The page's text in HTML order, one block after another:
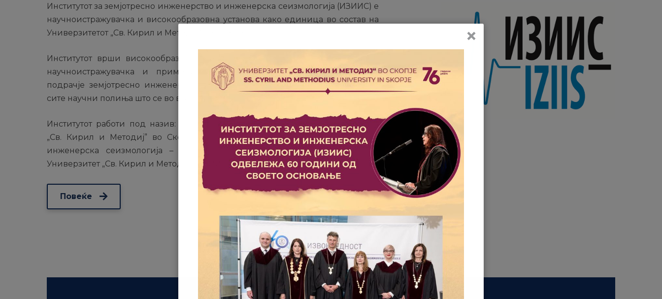
Институтот за земјотресно инженерство и инженерска сеизмологија (ИЗИИС) е
научноистражувачка и високообразовна установа како единица во состав на
Универзитетот „Св. Кирил и Методиј“ во Скопје.
Институтот врши високообразовна дејност од втор и трет циклус студии,
научноистражувачка и применувачка дејност во научноистражувачкото
подрачје земјотресно инженерство и инженерска сеизмологија, како и во
сите научни полиња што се во врска со основната дејност на Институтот.
Институтот работи под назив: Република Северна Македонија, Универзитет
„Св. Кирил и Методиј” во Скопје, Институт за земјотресно инженерство и
инженерска сеизмологија – Скопје. Скратениот назив на Институтот е:
Универзитет „Св. Кирил и Методиј”, ИЗИИС– Скопје.
Повеќе